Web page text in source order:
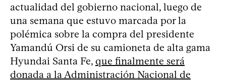
actualidad del gobierno nacional, luego de
una semana que estuvo marcada por la
polémica sobre la compra del presidente
Yamandú Orsi de su camioneta de alta gama
Hyundai Santa Fe, que finalmente será
donada a la Administración Nacional de